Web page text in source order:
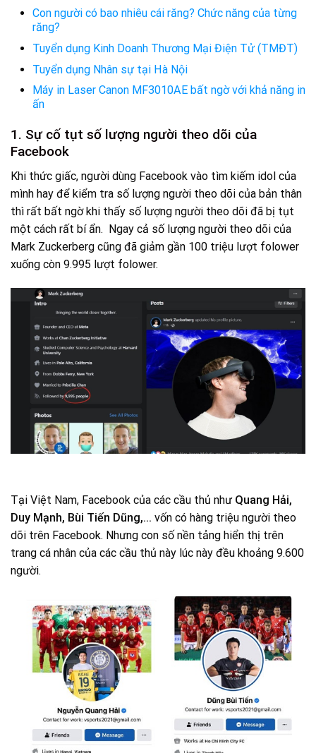
Con người có bao nhiêu cái răng? Chức năng của từng
răng?
Tuyển dụng Kinh Doanh Thương Mại Điện Tử (TMĐT)
Tuyển dụng Nhân sự tại Hà Nội
Máy in Laser Canon MF3010AE bất ngờ với khả năng in
ấn
1. Sự cố tụt số lượng người theo dõi của
Facebook
Khi thức giấc, người dùng Facebook vào tìm kiếm idol của
mình hay để kiểm tra số lượng người theo dõi của bản thân
thì rất bất ngờ khi thấy số lượng người theo dõi đã bị tụt
một cách rất bí ẩn. Ngay cả số lượng người theo dõi của
Mark Zuckerberg cũng đã giảm gần 100 triệu lượt folower
xuống còn 9.995 lượt folower.
Tại Việt Nam, Facebook của các cầu thủ như Quang Hải,
Duy Mạnh, Bùi Tiến Dũng,… vốn có hàng triệu người theo
dõi trên Facebook. Nhưng con số nền tảng hiển thị trên
trang cá nhân của các cầu thủ này lúc này đều khoảng 9.600
người.